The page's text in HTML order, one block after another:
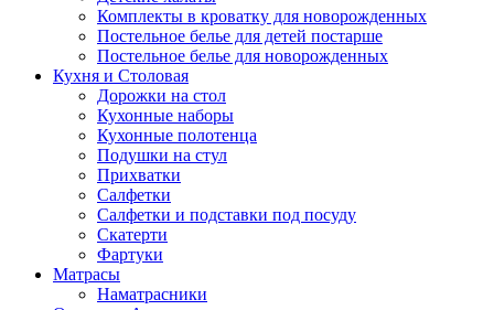
Комплекты в кроватку для новорожденных
Постельное белье для детей постарше
Постельное белье для новорожденных
Кухня и Столовая
Дорожки на стол
Кухонные наборы
Кухонные полотенца
Подушки на стул
Прихватки
Салфетки
Салфетки и подставки под посуду
Скатерти
Фартуки
Матрасы
Наматрасники